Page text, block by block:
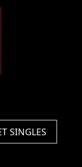
SINGLES